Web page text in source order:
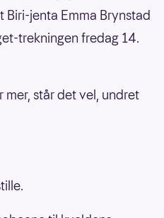
Biri-jenta Emma Brynstad
trekningen fredag 14.
mer, står det vel, undret